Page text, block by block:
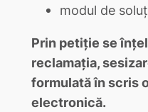
modul de
Prin petiţie se
reclamaţia,
formulată în scris
electronică.